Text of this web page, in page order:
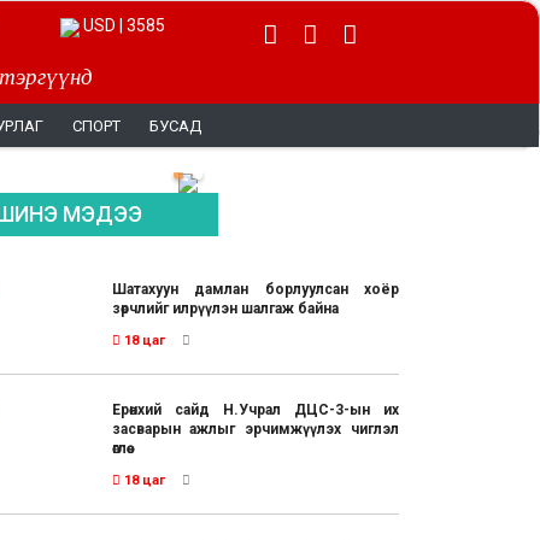
EUR | 4044
СПОРТ БУСАД
МЭДЭЭ
Шатахуун дамлан борлуулсан хоёр
зөрчлийг илрүүлэн шалгаж байна
18 цаг
Ерөнхий сайд Н.Учрал ДЦС-3-ын их
засварын ажлыг эрчимжүүлэх чиглэл
өглөө
18 цаг